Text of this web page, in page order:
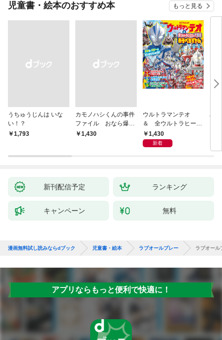
児童書・絵本のおすすめ本 もっと見る
うちゅうじんは いな
い！？
￥1,793
カモノハシくんの事件
ファイル おなら爆
弾！ 危機イッパツ編
￥1,430
ウルトラマンテオ
＆ 全ウルトラヒーロ
ー大集合 あそべるず
かん
1,430
新着
星
新刊配信予定 ランキング
キャンペーン 無料
漫画無料試し読みならdブック 児童書・絵本 ラブオールプレー ラブオール
アプリならもっと便利で快適に！